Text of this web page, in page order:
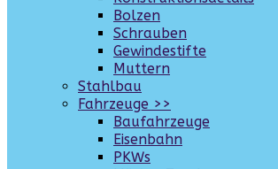
Bolzen
Schrauben
Gewindestifte
Muttern
Stahlbau
Fahrzeuge >>
Baufahrzeuge
Eisenbahn
PKWs